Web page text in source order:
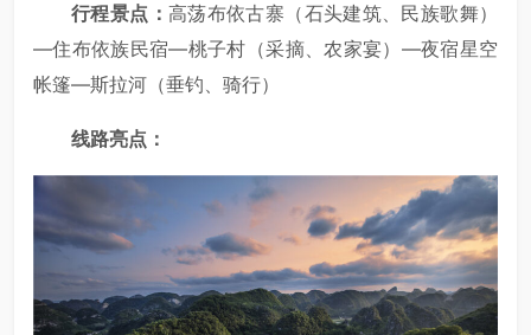
行程景点： 高荡布依古寨（石头建筑、民族歌舞）
—住布依族民宿—桃子村（采摘、农家宴）—夜宿星空
帐篷—斯拉河（垂钓、骑行）
线路亮点：